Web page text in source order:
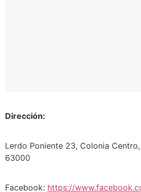
Dirección:
Lerdo Poniente 23, Colonia
63000
Facebook: https://www.